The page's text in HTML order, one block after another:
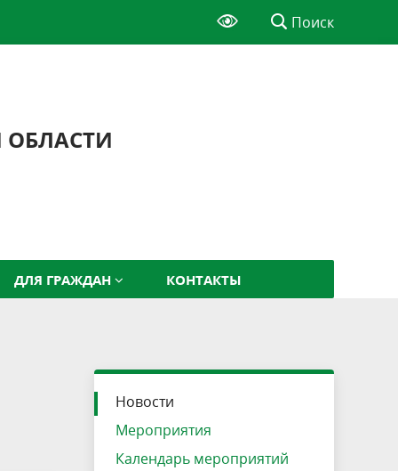
Поиск
ОБЛАСТИ
ДЛЯ ГРАЖДАН КОНТАКТЫ
Новости
Мероприятия
Календарь мероприятий